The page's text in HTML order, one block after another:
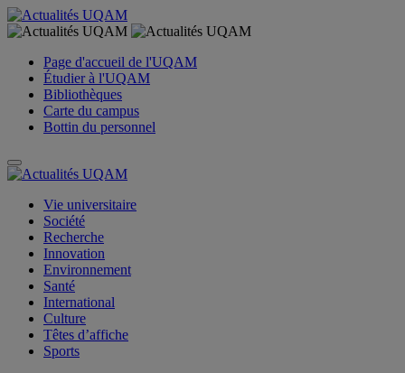
Page d'accueil de l'UQAM
Étudier à l'UQAM
Bibliothèques
Carte du campus
Bottin du personnel
Vie universitaire
Société
Recherche
Innovation
Environnement
Santé
International
Culture
Têtes d’affiche
Sports